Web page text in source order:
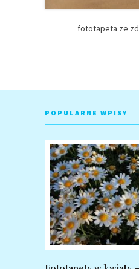
fototapeta ze
POPULARNE WPISY